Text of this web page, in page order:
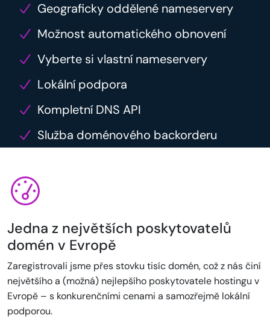
Geograficky oddělené nameservery
Možnost automatického obnovení
Vyberte si vlastní nameservery
Lokální podpora
Kompletní DNS API
Služba doménového backorderu
Jedna z největších poskytovatelů
domén v Evropě
Zaregistrovali jsme přes stovku tisíc domén, což z nás činí
největšího a (možná) nejlepšího poskytovatele hostingu v
Evropě – s konkurenčními cenami a samozřejmě lokální
podporou.